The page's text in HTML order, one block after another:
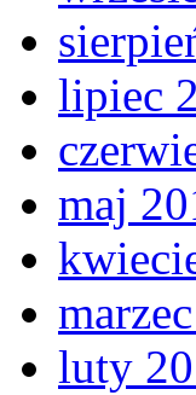
lipiec
maj
luty